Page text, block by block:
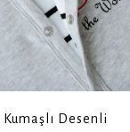
Desenli